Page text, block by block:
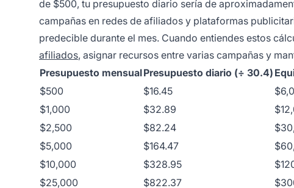
de $500, tu presupuesto diario sería de
campañas en redes de afiliados y plataformas
predecible durante el mes. Cuando entiendes estos
afiliados, asignar recursos entre varias campañas y
Presupuesto mensualPresupuesto diario (÷ 30.4)
$500
$16.45
$1,000
$32.89
$2,500
$82.24
$5,000
$164.47
$10,000
$328.95
$25,000
$822.37